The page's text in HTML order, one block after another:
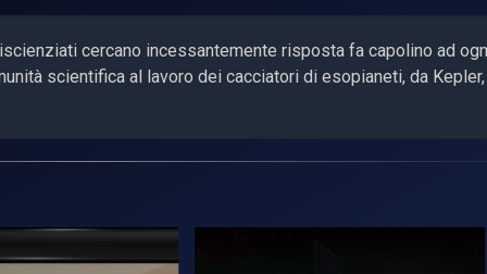
cercano incessantemente risposta fa capolino ad
scientifica al lavoro dei cacciatori di esopianeti, da